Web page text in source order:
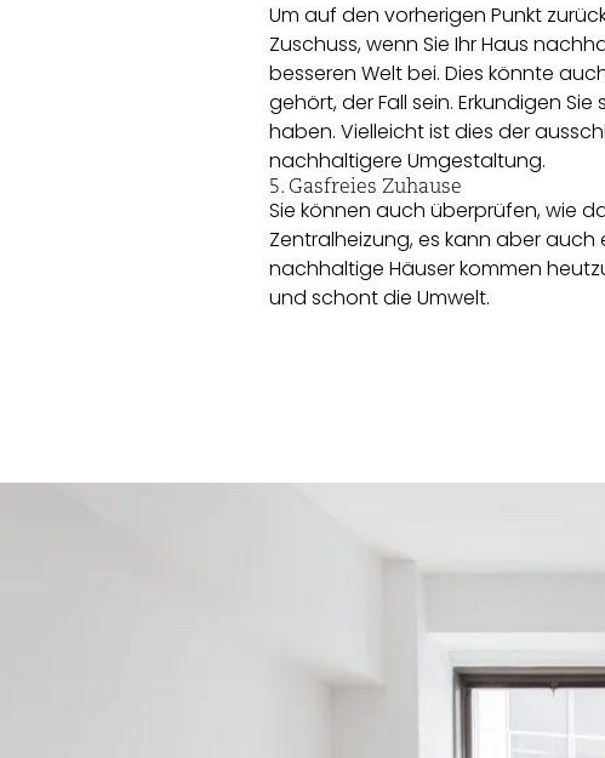
Um auf den vorherigen Punkt
Zuschuss, wenn Sie Ihr Haus
besseren Welt bei. Dies könnte
gehört, der Fall sein. Erkundigen
haben. Vielleicht ist dies der
nachhaltigere Umgestaltung.
5. Gasfreies Zuhause
Sie können auch überprüfen, wie
Zentralheizung, es kann aber auch
nachhaltige Häuser kommen
und schont die Umwelt.